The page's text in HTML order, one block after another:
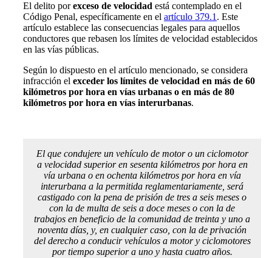
El delito porexceso de velocidad está contemplado en el
Código Penal, específicamente en el artículo 379.1 . Este
artículo establece las consecuencias legales para aquellos
conductores que rebasen los límites de velocidad establecidos
en las vías públicas.
Según lo dispuesto en el artículo mencionado, se considera
infracción el exceder los límites de velocidad en más de 60
kilómetros por hora en vías urbanas o en más de 80
kilómetros por hora en vías interurbanas.
El que condujere un vehículo de motor o un ciclomotor
a velocidad superior en sesenta kilómetros por hora en
vía urbana o en ochenta kilómetros por hora en vía
interurbana a la permitida reglamentariamente, será
castigado con la pena de prisión de tres a seis meses o
con la de multa de seis a doce meses o con la de
trabajos en beneficio de la comunidad de treinta y uno a
noventa días, y, en cualquier caso, con la de privación
del derecho a conducir vehículos a motor y ciclomotores
por tiempo superior a uno y hasta cuatro años.